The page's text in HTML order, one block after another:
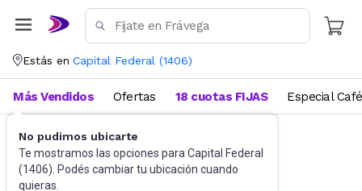
Estás en Capital Federal (1406)
No pudimos ubicarte
Te mostramos las opciones para Capital Federal
(1406). Podés cambiar tu ubicación cuando
quieras.
Más Vendidos Ofertas 18 cuotas FIJAS Especial Café
Funcional, pilates y yoga